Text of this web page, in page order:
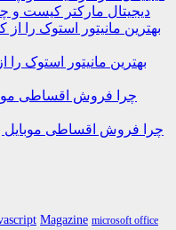
دیجیتال مارکتر کیست و
بهترین مانیتور استوک
چرا فروش اقساطی
Magazine microsoft office